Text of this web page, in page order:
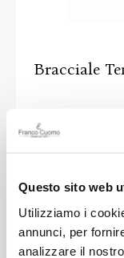
Questo sito web
Utilizziamo i
annunci, per
analizzare il
Bracciale